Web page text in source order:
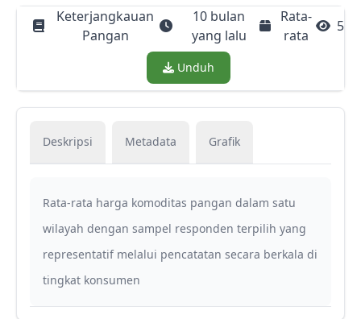
Keterjangkauan
Pangan
10 bulan
yang lalu
Rata-
rata
5
Download
Unduh
Deskripsi Metadata Grafik
Rata-rata harga komoditas pangan dalam satu
wilayah dengan sampel responden terpilih yang
representatif melalui pencatatan secara berkala di
tingkat konsumen